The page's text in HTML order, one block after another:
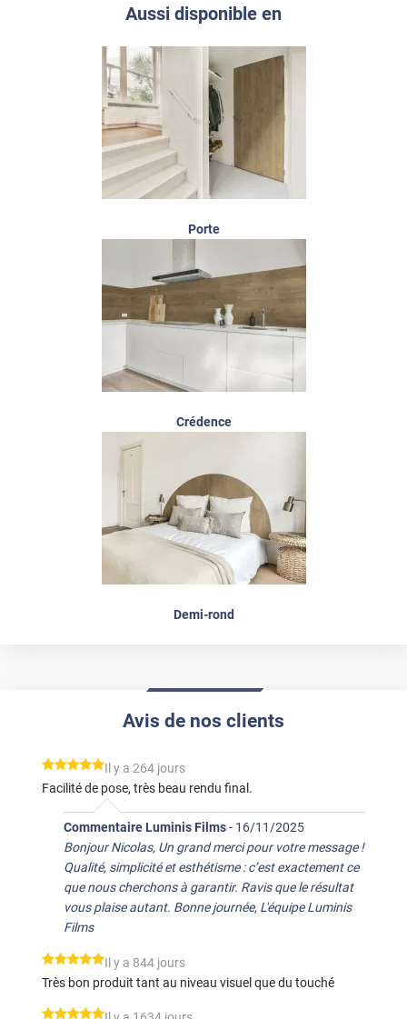
Aussi disponible en
Porte
Crédence
Demi-rond
Avis de nos clients
*****
Il y a 264 jours
Facilité de pose, très beau rendu final.
Commentaire Luminis Films- 16/11/2025
Bonjour Nicolas, Un grand merci pour votre message !
Qualité, simplicité et esthétisme : c’est exactement ce
que nous cherchons à garantir. Ravis que le résultat
vous plaise autant. Bonne journée, L'équipe Luminis
Films
*****
Il y a 844 jours
Très bon produit tant au niveau visuel que du touché